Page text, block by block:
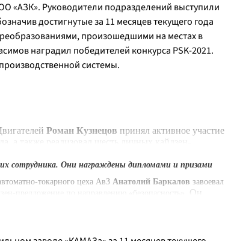
«АЗК». Руководители подразделений выступили
достигнутые за 11 месяцев текущего года
произошедшими на местах в
наградил победителей конкурса PSK-2021.
системы.
Роман Кузнецов принял активное участие
а также реализовал шесть личных кайдзен-
за два последних года организовала
звание эталонного. С 2016 года с участка
и реализованы три личных кайдзен-проекта.
сотрудника. Они награждены дипломами и призами
токарного цеха АвЗ Анатолий Баркалов завоевал
предложение по направлению «безопасность». Он